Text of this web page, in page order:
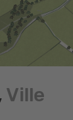
Ville